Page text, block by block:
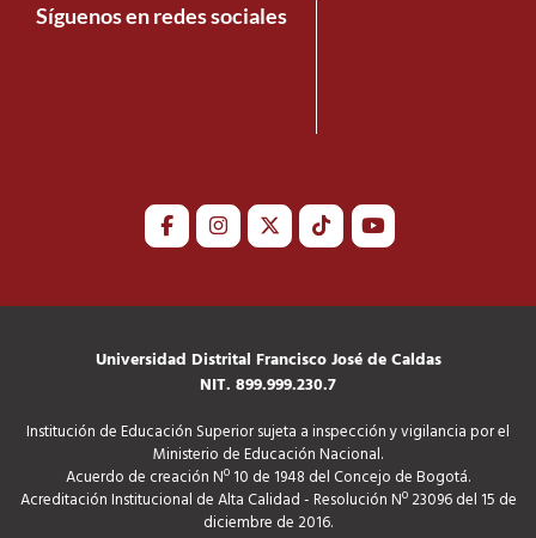
Síguenos en redes sociales
Universidad Distrital Francisco José de Caldas
NIT. 899.999.230.7
Institución de Educación Superior sujeta a inspección y vigilancia por el
Ministerio de Educación Nacional.
Acuerdo de creación Nº 10 de 1948 del Concejo de Bogotá.
Acreditación Institucional de Alta Calidad - Resolución Nº 23096 del 15 de
diciembre de 2016.